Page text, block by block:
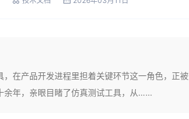
，在产品开发进程里担着关键环节这一角色，正
余年，亲眼目睹了仿真测试工具，从……